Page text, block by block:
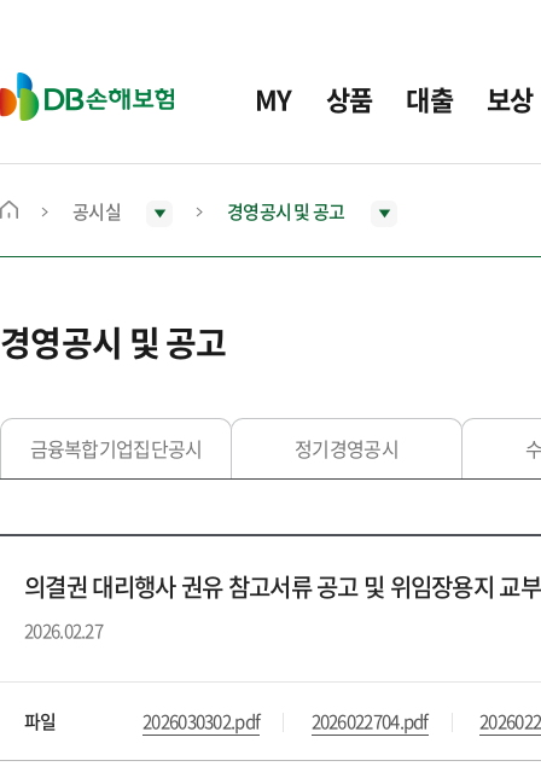
D
B
보
MY 상품 대출 보상
메
으
로
동
공시실 경영공시 및 공고
경영공시 및 공고
금융복합기업집단공시 정기경영공시
의결권 대리행사 권유 참고서류 공고 및 위임장용지 교부
2026.02.27
파일 2026030302.pdf 2026022704.pdf